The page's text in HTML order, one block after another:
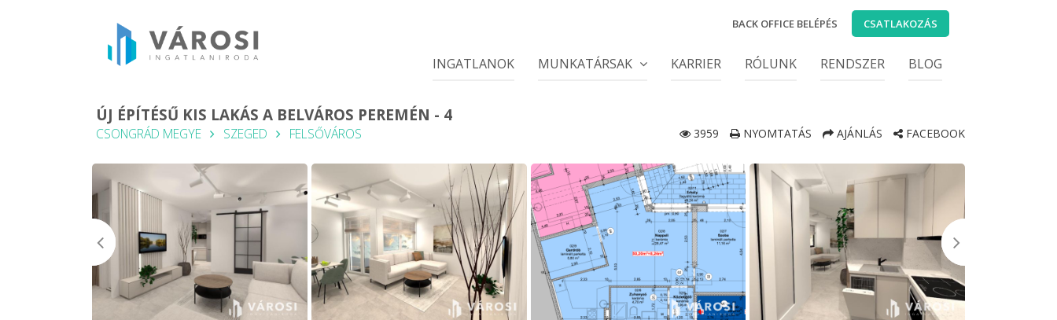
BACK OFFICE BELÉPÉS CSATLAKOZÁS
INGATLANOK MUNKATÁRSAK KARRIER RÓLUNK RENDSZER BLOG
ÚJ ÉPÍTÉSŰ KIS LAKÁS A BELVÁROS PEREMÉN - 4
CSONGRÁD MEGYE SZEGED FELSŐVÁROS 3959 NYOMTATÁS AJÁNLÁS FACEBOOK